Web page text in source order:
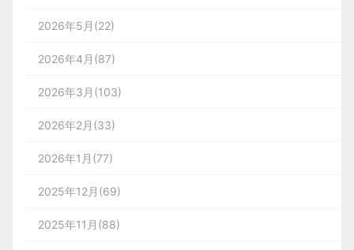
2026年5月(22)
2026年4月(87)
2026年3月(103)
2026年2月(33)
2026年1月(77)
2025年12月(69)
2025年11月(88)